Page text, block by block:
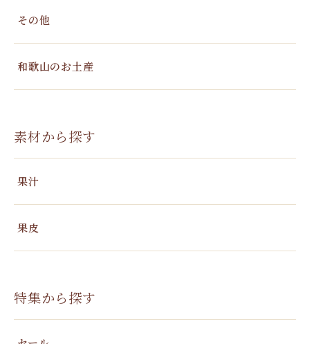
その他
和歌山のお土産
素材から探す
果汁
果皮
特集から探す